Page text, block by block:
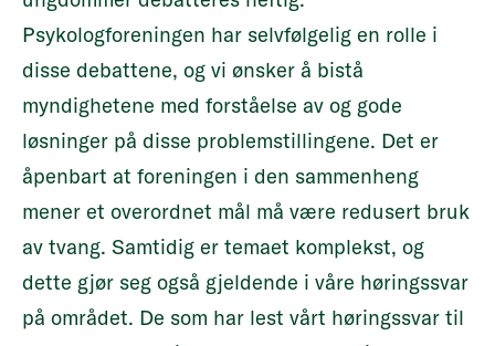
Psykologforeningen har selvfølgelig en rolle i
disse debattene, og vi ønsker å bistå
myndighetene med forståelse av og gode
løsninger på disse problemstillingene. Det er
åpenbart at foreningen i den sammenheng
mener et overordnet mål må være redusert bruk
av tvang. Samtidig er temaet komplekst, og
dette gjør seg også gjeldende i våre høringssvar
på området. De som har lest vårt høringssvar til